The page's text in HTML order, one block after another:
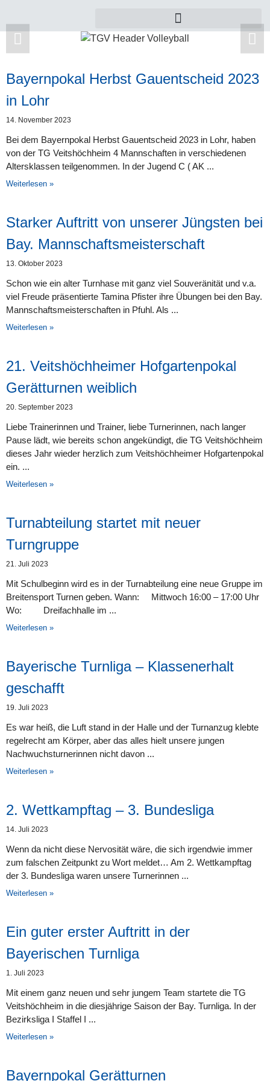
Zu dieser Kategorie gibt es leider noch keine
Bayernpokal Herbst Gauentscheid 2023
in Lohr
14. November 2023
Bei dem Bayernpokal Herbst Gauentscheid 2023 in Lohr, haben
von der TG Veitshöchheim 4 Mannschaften in verschiedenen
Altersklassen teilgenommen. In der Jugend C ( AK
Weiterlesen »
Starker Auftritt von unserer Jüngsten bei
Bay. Mannschaftsmeisterschaft
13. Oktober 2023
Schon wie ein alter Turnhase mit ganz viel Souveränität und v.a.
viel Freude präsentierte Tamina Pfister ihre Übungen bei den Bay.
Mannschaftsmeisterschaften in Pfuhl. Als
Weiterlesen »
21. Veitshöchheimer Hofgartenpokal
Gerätturnen weiblich
20. September 2023
Liebe Trainerinnen und Trainer, liebe Turnerinnen, nach langer
Pause lädt, wie bereits schon angekündigt, die TG Veitshöchheim
dieses Jahr wieder herzlich zum Veitshöchheimer Hofgartenpokal
ein.
Weiterlesen »
Turnabteilung startet mit neuer
Turngruppe
21. Juli 2023
Mit Schulbeginn wird es in der Turnabteilung eine neue Gruppe im
Breitensport Turnen geben. Wann: Mittwoch 16:00 – 17:00 Uhr
Wo: Dreifachhalle im
Weiterlesen »
Bayerische Turnliga – Klassenerhalt
geschafft
19. Juli 2023
Es war heiß, die Luft stand in der Halle und der Turnanzug klebte
regelrecht am Körper, aber das alles hielt unsere jungen
Nachwuchsturnerinnen nicht davon
Weiterlesen »
2. Wettkampftag – 3. Bundesliga
14. Juli 2023
Wenn da nicht diese Nervosität wäre, die sich irgendwie immer
zum falschen Zeitpunkt zu Wort meldet… Am 2. Wettkampftag
der 3. Bundesliga waren unsere Turnerinnen
Weiterlesen »
Ein guter erster Auftritt in der
Bayerischen Turnliga
1. Juli 2023
Mit einem ganz neuen und sehr jungem Team startete die TG
Veitshöchheim in die diesjährige Saison der Bay. Turnliga. In der
Bezirksliga I Staffel I
Weiterlesen »
Bayernpokal Gerätturnen